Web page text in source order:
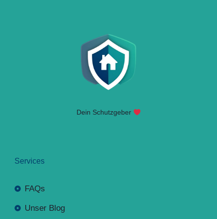
Dein Schutzgeber
Services
FAQs
Unser Blog